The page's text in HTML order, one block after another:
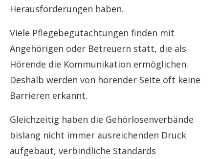
Herausforderungen haben.
Viele Pflegebegutachtungen finden mit
Angehörigen oder Betreuern statt, die als
Hörende die Kommunikation ermöglichen.
Deshalb werden von hörender Seite oft keine
Barrieren erkannt.
Gleichzeitig haben die Gehörlosenverbände
bislang nicht immer ausreichenden Druck
aufgebaut, verbindliche Standards